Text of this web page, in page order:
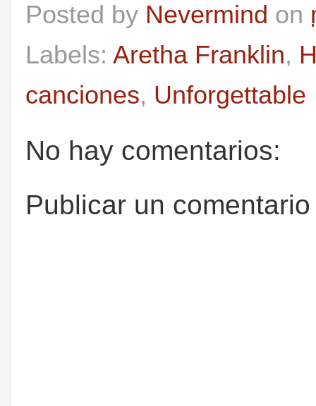
Posted by Nevermind on
Labels: Aretha Franklin,
canciones, Unforgettable
No hay comentarios:
Publicar un comentario